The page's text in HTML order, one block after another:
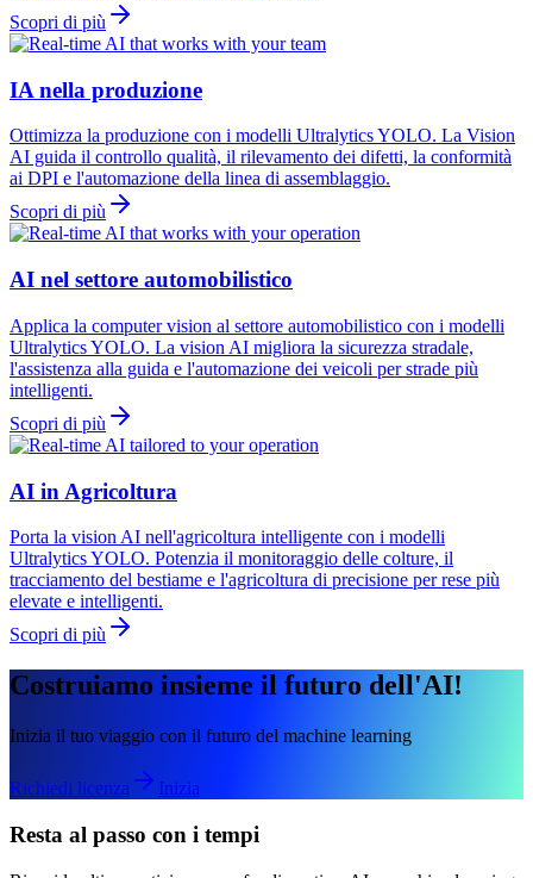
Scopri di più
IA nella produzione
Ottimizza la produzione con i modelli Ultralytics YOLO. La Vision
AI guida il controllo qualità, il rilevamento dei difetti, la conformità
ai DPI e l'automazione della linea di assemblaggio.
Scopri di più
AI nel settore automobilistico
Applica la computer vision al settore automobilistico con i modelli
Ultralytics YOLO. La vision AI migliora la sicurezza stradale,
l'assistenza alla guida e l'automazione dei veicoli per strade più
intelligenti.
Scopri di più
AI in Agricoltura
Porta la vision AI nell'agricoltura intelligente con i modelli
Ultralytics YOLO. Potenzia il monitoraggio delle colture, il
tracciamento del bestiame e l'agricoltura di precisione per rese più
elevate e intelligenti.
Scopri di più
Costruiamo insieme il futuro dell'AI!
Inizia il tuo viaggio con il futuro del machine learning
Richiedi licenza Inizia
Resta al passo con i tempi